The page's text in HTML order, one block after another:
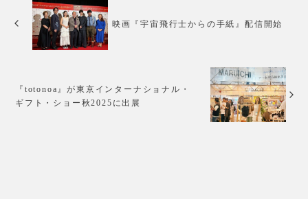
映画『宇宙飛行士からの手紙』配信開始
『totonoa』が東京インターナショナル・
ギフト・ショー秋2025に出展